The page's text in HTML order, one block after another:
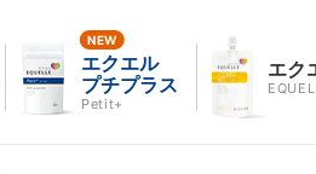
エクエル
プチプラス
Petit+
エク